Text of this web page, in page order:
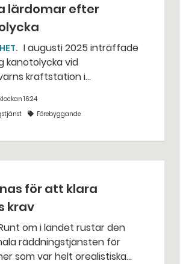
lärdomar efter
kanotolycka vid
kraftstation i
16:24
Förebyggande
för att klara
krav
räddningstjänsten för
som var helt orealistiska